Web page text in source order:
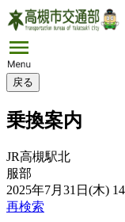
戻る
乗換案内
JR高槻駅北
服部
2025年7月31日(木)
再検索